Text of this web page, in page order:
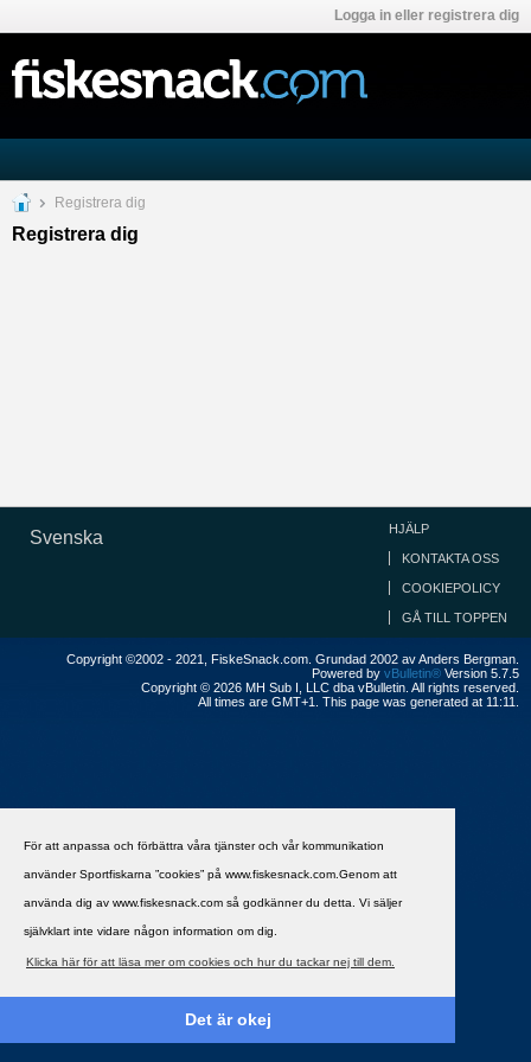
För att anpassa och förbättra våra tjänster och vår kommunikation
använder Sportfiskarna ”cookies” på www.fiskesnack.com.Genom att
använda dig av www.fiskesnack.com så godkänner du detta. Vi säljer
självklart inte vidare någon information om dig.
Klicka här för att läsa mer om cookies och hur du tackar nej till dem.
Det är okej
Logga in eller registrera dig
Registrera dig
Registrera dig
Svenska HJÄLP
KONTAKTA OSS
COOKIEPOLICY
GÅ TILL TOPPEN
Copyright ©2002 - 2021, FiskeSnack.com. Grundad 2002 av Anders Bergman.
Powered by vBulletin® Version 5.7.5
Copyright © 2026 MH Sub I, LLC dba vBulletin. All rights reserved.
All times are GMT+1. This page was generated at 11:11.